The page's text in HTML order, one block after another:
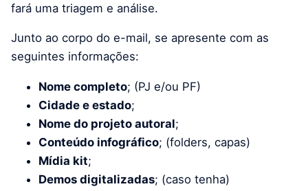
fará uma triagem e análise.
Junto ao corpo do e-mail, se apresente com as
seguintes informações:
Nome completo; (PJ e/ou PF)
Cidade e estado;
Nome do projeto autoral;
Conteúdo infográfico; (folders, capas)
Mídia kit;
Demos digitalizadas; (caso tenha)